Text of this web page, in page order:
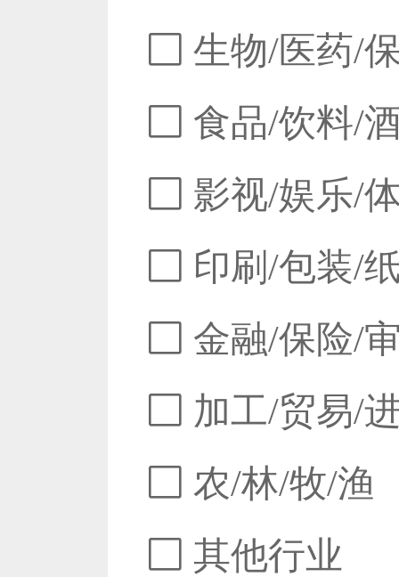
生物/医药/
食品/饮料/
影视/娱乐/
印刷/包装/
金融/保险/
加工/贸易/
农/林/牧/渔
其他行业